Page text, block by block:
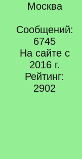
Москва
Сообщений:
6745
На сайте с
2016 г.
Рейтинг:
2902